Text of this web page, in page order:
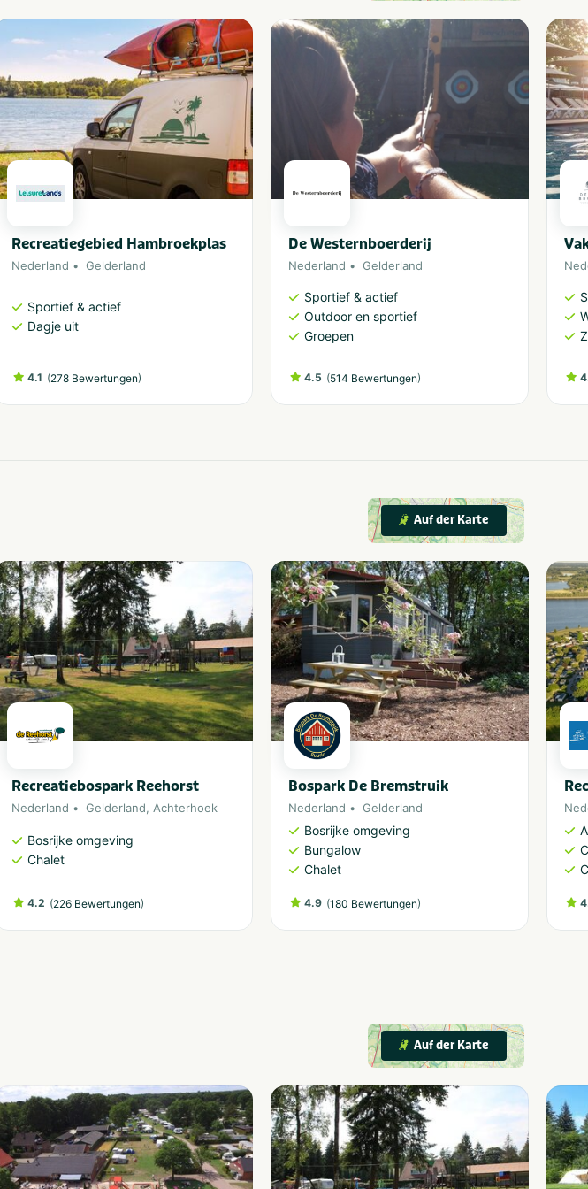
Recreatiegebied Hambroekplas
Nederland Gelderland
Sportief & actief
Dagje uit
4.1 (278 Bewertungen)
De Westernboerderij
Nederland Gelderland
Sportief & actief
Outdoor en sportief
Groepen
4.5 (514 Bewertungen)
Auf der Karte
Recreatiebospark Reehorst
Nederland Gelderland, Achterhoek
Bosrijke omgeving
Chalet
4.2 (226 Bewertungen)
Bospark De Bremstruik
Nederland Gelderland
Bosrijke omgeving
Bungalow
Chalet
4.9 (180 Bewertungen)
Auf der Karte